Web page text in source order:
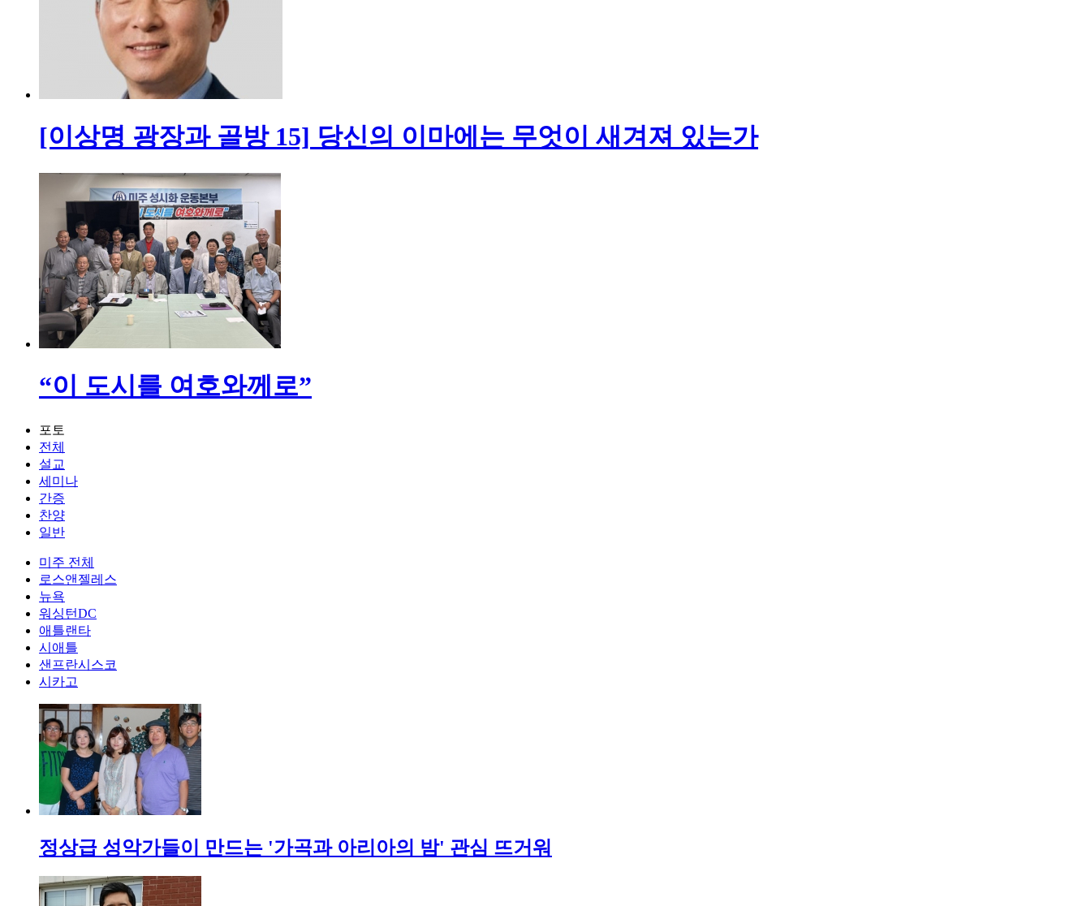
[이상명 광장과 골방 15] 당신의 이마에는 무엇이 새겨져 있는가
“이 도시를 여호와께로”
포토
전체
설교
세미나
간증
찬양
일반
미주 전체
로스앤젤레스
뉴욕
워싱턴DC
애틀랜타
시애틀
샌프란시스코
시카고
정상급 성악가들이 만드는 '가곡과 아리아의 밤' 관심 뜨거워